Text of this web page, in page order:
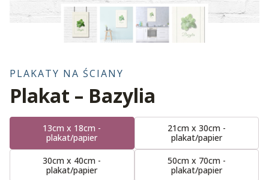
PLAKATY NA ŚCIANY
Plakat – Bazylia
13cm x 18cm -
plakat/papier
21cm x 30cm -
plakat/papier
30cm x 40cm -
plakat/papier
50cm x 70cm -
plakat/papier